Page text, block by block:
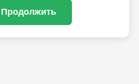
Продолжить